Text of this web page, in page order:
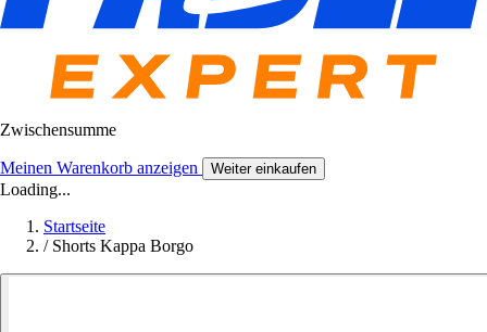
Zwischensumme
Meinen Warenkorb anzeigen Weiter einkaufen
Loading...
Startseite
/ Shorts Kappa Borgo